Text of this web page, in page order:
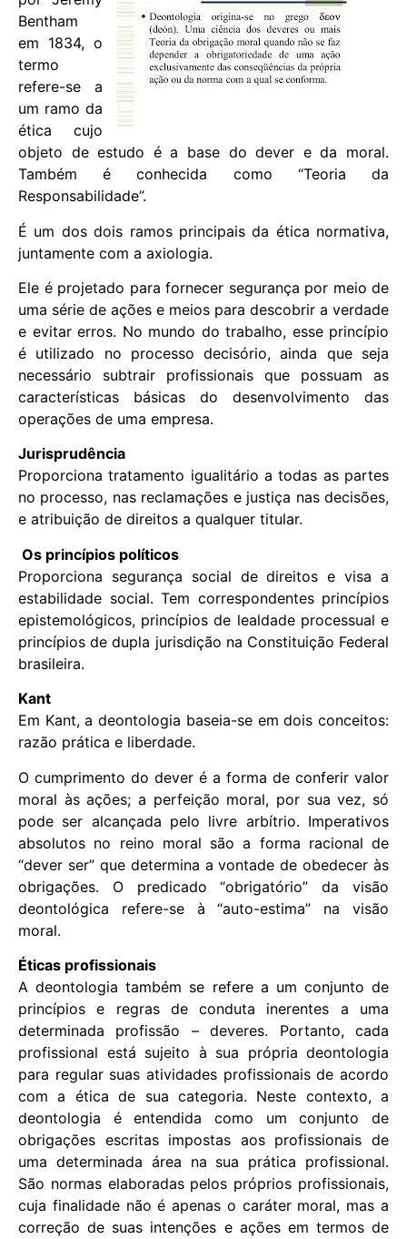
Bentham
em 1834, o
termo
refere-se a
um ramo da
ética cujo
objeto de estudo é a base do dever e da moral.
Também é conhecida como “Teoria da
Responsabilidade”.
É um dos dois ramos principais da ética normativa,
juntamente com a axiologia.
Ele é projetado para fornecer segurança por meio de
uma série de ações e meios para descobrir a verdade
e evitar erros. No mundo do trabalho, esse princípio
é utilizado no processo decisório, ainda que seja
necessário subtrair profissionais que possuam as
características básicas do desenvolvimento das
operações de uma empresa.
Jurisprudência
Proporciona tratamento igualitário a todas as partes
no processo, nas reclamações e justiça nas decisões,
e atribuição de direitos a qualquer titular.
Os princípios políticos
Proporciona segurança social de direitos e visa a
estabilidade social. Tem correspondentes princípios
epistemológicos, princípios de lealdade processual e
princípios de dupla jurisdição na Constituição Federal
brasileira.
Kant
Em Kant, a deontologia baseia-se em dois conceitos:
razão prática e liberdade.
O cumprimento do dever é a forma de conferir valor
moral às ações; a perfeição moral, por sua vez, só
pode ser alcançada pelo livre arbítrio. Imperativos
absolutos no reino moral são a forma racional de
“dever ser” que determina a vontade de obedecer às
obrigações. O predicado “obrigatório” da visão
deontológica refere-se à “auto-estima” na visão
moral.
Éticas profissionais
A deontologia também se refere a um conjunto de
princípios e regras de conduta inerentes a uma
determinada profissão – deveres. Portanto, cada
profissional está sujeito à sua própria deontologia
para regular suas atividades profissionais de acordo
com a ética de sua categoria. Neste contexto, a
deontologia é entendida como um conjunto de
obrigações escritas impostas aos profissionais de
uma determinada área na sua prática profissional.
São normas elaboradas pelos próprios profissionais,
cuja finalidade não é apenas o caráter moral, mas a
correção de suas intenções e ações em termos de